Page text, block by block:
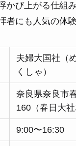
かび上がる仕組
者にも人気の体験
夫婦大国社（
くしゃ）
奈良県奈良市
160（春日大社
9:00〜16:30